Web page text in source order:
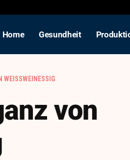
Home Gesundheit
von